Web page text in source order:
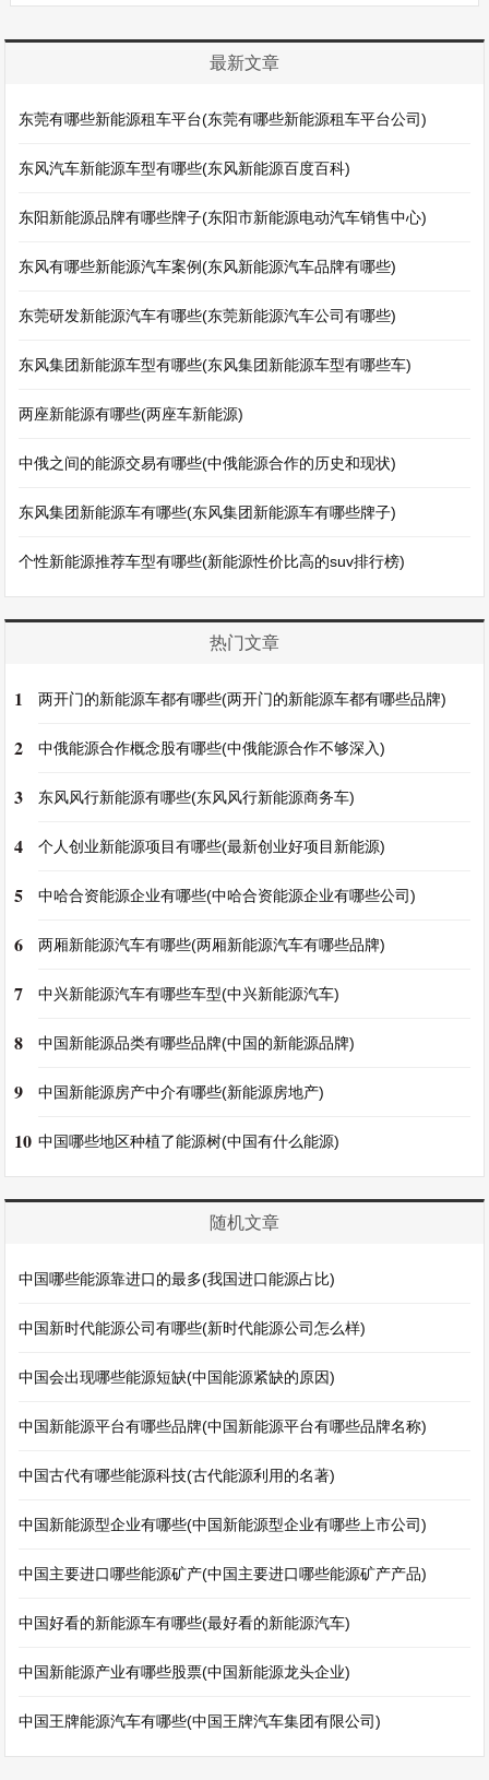
最新文章
东莞有哪些新能源租车平台(东莞有哪些新能源租车平台公司)
东风汽车新能源车型有哪些(东风新能源百度百科)
东阳新能源品牌有哪些牌子(东阳市新能源电动汽车销售中心)
东风有哪些新能源汽车案例(东风新能源汽车品牌有哪些)
东莞研发新能源汽车有哪些(东莞新能源汽车公司有哪些)
东风集团新能源车型有哪些(东风集团新能源车型有哪些车)
两座新能源有哪些(两座车新能源)
中俄之间的能源交易有哪些(中俄能源合作的历史和现状)
东风集团新能源车有哪些(东风集团新能源车有哪些牌子)
个性新能源推荐车型有哪些(新能源性价比高的suv排行榜)
热门文章
1 两开门的新能源车都有哪些(两开门的新能源车都有哪些品牌)
2 中俄能源合作概念股有哪些(中俄能源合作不够深入)
3 东风风行新能源有哪些(东风风行新能源商务车)
4 个人创业新能源项目有哪些(最新创业好项目新能源)
5 中哈合资能源企业有哪些(中哈合资能源企业有哪些公司)
6 两厢新能源汽车有哪些(两厢新能源汽车有哪些品牌)
7 中兴新能源汽车有哪些车型(中兴新能源汽车)
8 中国新能源品类有哪些品牌(中国的新能源品牌)
9 中国新能源房产中介有哪些(新能源房地产)
10 中国哪些地区种植了能源树(中国有什么能源)
随机文章
中国哪些能源靠进口的最多(我国进口能源占比)
中国新时代能源公司有哪些(新时代能源公司怎么样)
中国会出现哪些能源短缺(中国能源紧缺的原因)
中国新能源平台有哪些品牌(中国新能源平台有哪些品牌名称)
中国古代有哪些能源科技(古代能源利用的名著)
中国新能源型企业有哪些(中国新能源型企业有哪些上市公司)
中国主要进口哪些能源矿产(中国主要进口哪些能源矿产产品)
中国好看的新能源车有哪些(最好看的新能源汽车)
中国新能源产业有哪些股票(中国新能源龙头企业)
中国王牌能源汽车有哪些(中国王牌汽车集团有限公司)